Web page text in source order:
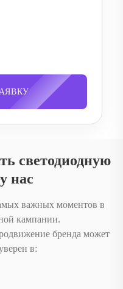
светодиодную
нас
важных моментов в
кампании.
бренда может
в: